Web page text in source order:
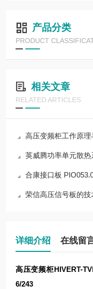
产品分类
PRODUCT
相关文章
RELATED ARTICLES
高压变频柜工作原理
英威腾功率单元散
合康接口板
荣信高压信号板的
详细介绍 在线留
高压变频柜HIVERT-
6/243